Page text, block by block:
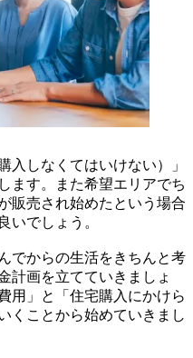
入しなくてはいけない）」
ます。また希望エリアでち
販売され始めたという場合
いでしょう。
でからの生活をきちんと考
計画を立てていきましょ
用」と「住宅購入にかけら
くことから始めていきまし